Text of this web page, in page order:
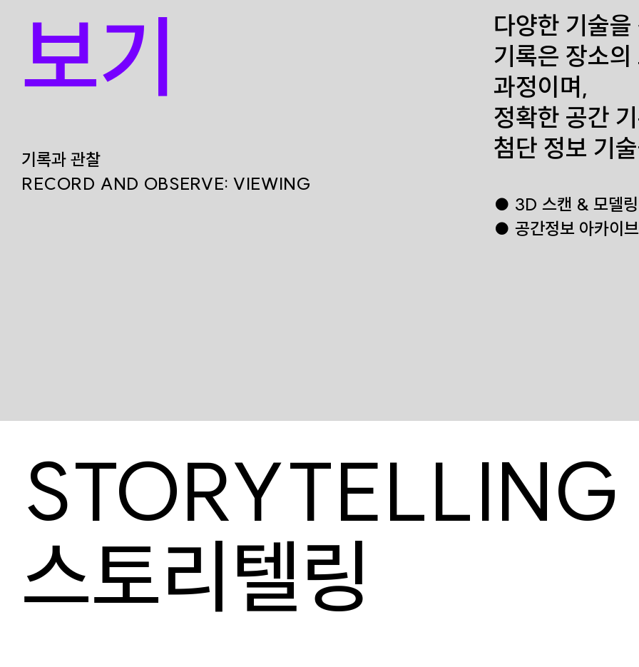
보기
기록과 관찰
RECORD AND OBSERVE: VIEWING
다양한 기술
기록은 장소
과정이며,
정확한 공간
첨단 정보 기
● 3D 스캔 & 모델
● 공간정보 아카이
STORYTELLING
스토리텔링